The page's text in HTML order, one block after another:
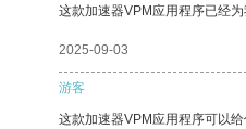
这款加速器VPM应用程序已经
2025-09-03
游客
这款加速器VPM应用程序可以